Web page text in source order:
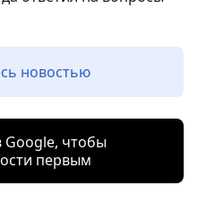
новостью
Google, чтобы
первым